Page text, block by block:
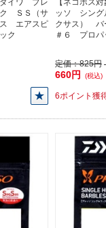
ダイワ プレ
ＳＳ（サ
エアスピ
ク
【ネコポス
ッソ シング
クサス）
＃６ プロパ
定価：825円
660円 (税込)
6ポイント獲